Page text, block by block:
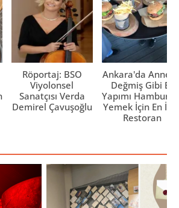
Röportaj: BSO
Viyolonsel
Sanatçısı Verda
Demirel Çavuşoğlu
Ankara'da Anne
Değmiş Gibi Ev
Yapımı
Yemek İçin En İyi
Restoran